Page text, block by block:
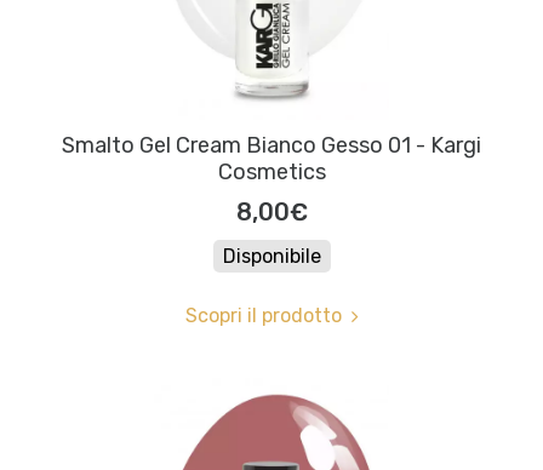
Smalto Gel Cream Bianco Gesso 01 - Kargi
Cosmetics
8,00€
Disponibile
Scopri il prodotto